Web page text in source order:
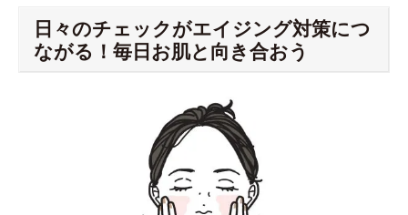
日々のチェックがエイジング対策につ
ながる！毎日お肌と向き合おう